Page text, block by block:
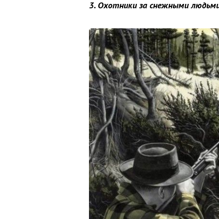
3. Охотники за снежными